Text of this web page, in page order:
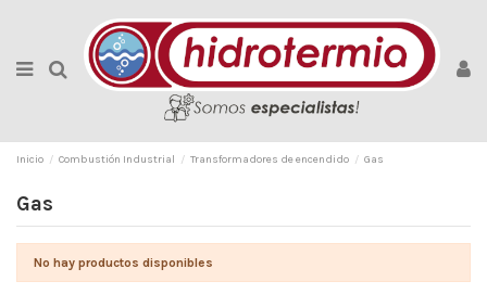
Inicio Combustión Industrial Transformadores de encendido Gas
Gas
No hay productos disponibles